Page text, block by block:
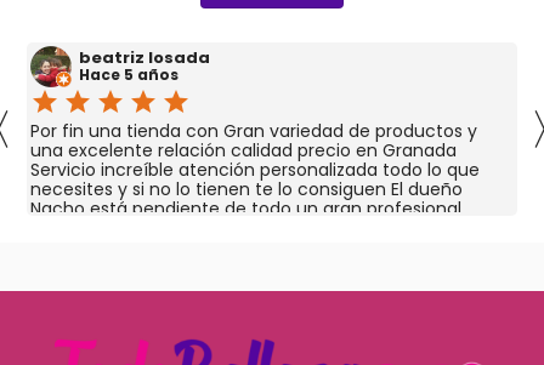
beatriz losada
Hace 5 años
star star star star star
Por fin una tienda con Gran variedad de productos y
una excelente relación calidad precio en Granada
Servicio increíble atención personalizada todo lo que
necesites y si no lo tienen te lo consiguen El dueño
Nacho está pendiente de todo un gran profesional